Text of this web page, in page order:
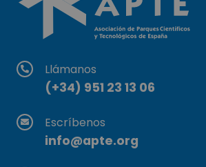
Llámanos
(+34) 951 23 13 06
Escríbenos
info@apte.org